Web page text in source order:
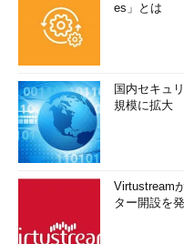
es」とは
国内セキュ
規模に拡大
Virtustream
ター開設を